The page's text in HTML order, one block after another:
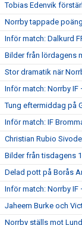
Tobias Edenvik
Norrby tappade
Inför match: Dalkurd
Bilder från lördagens
Stor dramatik när
Inför match: Norrby IF
Tung eftermiddag på
Inför match: IF
Christian Rubio
Bilder från tisdagens
Delad pott på Borås
Inför match: Norrby
Jaheem Burke och
Norrby ställs mot